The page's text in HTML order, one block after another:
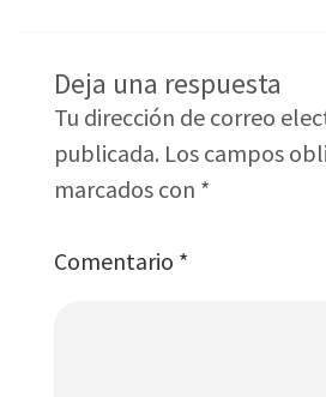
Deja una respuesta
Tu dirección de correo
publicada. Los campos
marcados con *
Comentario *